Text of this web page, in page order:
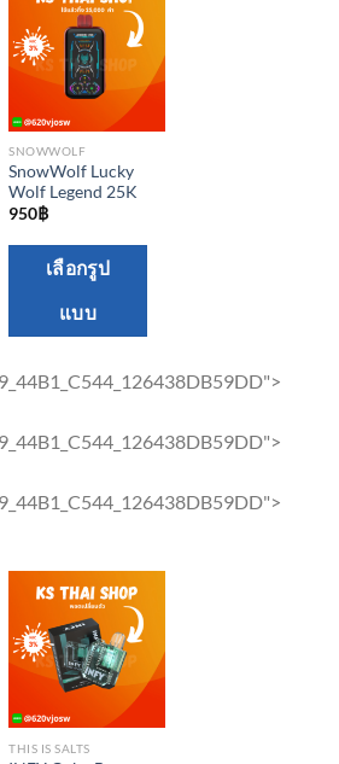
SNOWWOLF
SnowWolf Lucky
Wolf Legend 25K
950฿
เลือกรูป
แบบ
variants.
options
be
page
THIS IS SALTS